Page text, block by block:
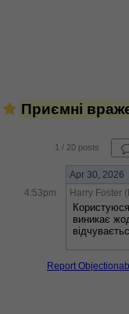
Приємні
1 / 20 posts
Apr 30, 2026
4:53pm
Harry Foster
виникає
Report